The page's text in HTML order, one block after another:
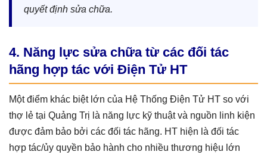
quyết định sửa chữa.
4. Năng lực sửa chữa từ các đối tác
hãng hợp tác với Điện Tử HT
Một điểm khác biệt lớn của Hệ Thống Điện Tử HT so với
thợ lẻ tại Quảng Trị là năng lực kỹ thuật và nguồn linh kiện
được đảm bảo bởi các đối tác hãng. HT hiện là đối tác
hợp tác/ủy quyền bảo hành cho nhiều thương hiệu lớn